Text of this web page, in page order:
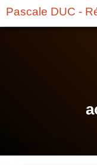
Pascale DUC -